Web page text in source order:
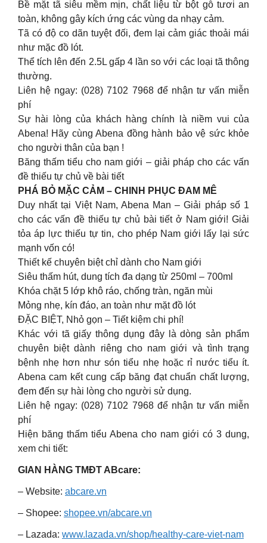
Bề mặt tã siêu mềm mịn, chất liệu từ bột gỗ tươi an
toàn, không gây kích ứng các vùng da nhạy cảm.
Tã có độ co dãn tuyệt đối, đem lại cảm giác thoải mái
như mặc đồ lót.
Thể tích lên đến 2.5L gấp 4 lần so với các loại tã thông
thường.
Liên hệ ngay: (028) 7102 7968 để nhận tư vấn miễn
phí
Sự hài lòng của khách hàng chính là niềm vui của
Abena! Hãy cùng Abena đồng hành bảo vệ sức khỏe
cho người thân của bạn !
Băng thấm tiểu cho nam giới – giải pháp cho các vấn
đề thiếu tự chủ về bài tiết
PHÁ BỎ MẶC CẢM – CHINH PHỤC ĐAM MÊ
Duy nhất tại Việt Nam, Abena Man – Giải pháp số 1
cho các vấn đề thiếu tự chủ bài tiết ở Nam giới! Giải
tỏa áp lực thiếu tự tin, cho phép Nam giới lấy lại sức
mạnh vốn có!
Thiết kế chuyên biệt chỉ dành cho Nam giới
Siêu thấm hút, dung tích đa dạng từ 250ml – 700ml
Khóa chặt 5 lớp khô ráo, chống tràn, ngăn mùi
Mỏng nhẹ, kín đáo, an toàn như mặt đồ lót
ĐẶC BIỆT, Nhỏ gọn – Tiết kiệm chi phí!
Khác với tã giấy thông dụng đây là dòng sản phẩm
chuyên biệt dành riêng cho nam giới và tình trạng
bệnh nhẹ hơn như són tiểu nhẹ hoặc rỉ nước tiểu ít.
Abena cam kết cung cấp băng đạt chuẩn chất lượng,
đem đến sự hài lòng cho người sử dụng.
Liên hệ ngay: (028) 7102 7968 để nhận tư vấn miễn
phí
Hiện băng thấm tiểu Abena cho nam giới có 3 dung,
xem chi tiết:
GIAN HÀNG TMĐT ABcare:
– Website: abcare.vn
– Shopee: shopee.vn/abcare.vn
– Lazada: www.lazada.vn/shop/healthy-care-viet-nam